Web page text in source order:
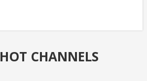
HOT CHANNELS